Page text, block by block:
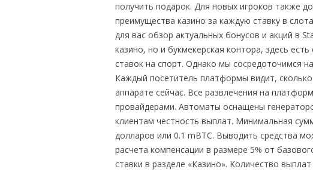
получить подарок. Для новых игроков также
преимущества казино за каждую ставку в
для вас обзор актуальных бонусов и акций в
казино, но и букмекерская контора, здесь
ставок на спорт. Однако мы сосредоточимся
Каждый посетитель платформы видит,
аппарате сейчас. Все развлечения на
провайдерами. Автоматы оснащены
клиентам честность выплат. Минимальная
долларов или 0.1 mBTC. Выводить средства
расчета компенсации в размере 5% от
ставки в разделе «Казино». Количество